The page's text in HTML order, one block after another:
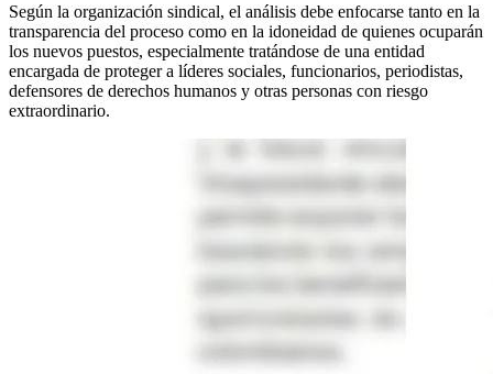
Según la organización sindical, el análisis debe enfocarse tanto en la
transparencia del proceso como en la idoneidad de quienes ocuparán
los nuevos puestos, especialmente tratándose de una entidad
encargada de proteger a líderes sociales, funcionarios, periodistas,
defensores de derechos humanos y otras personas con riesgo
extraordinario.